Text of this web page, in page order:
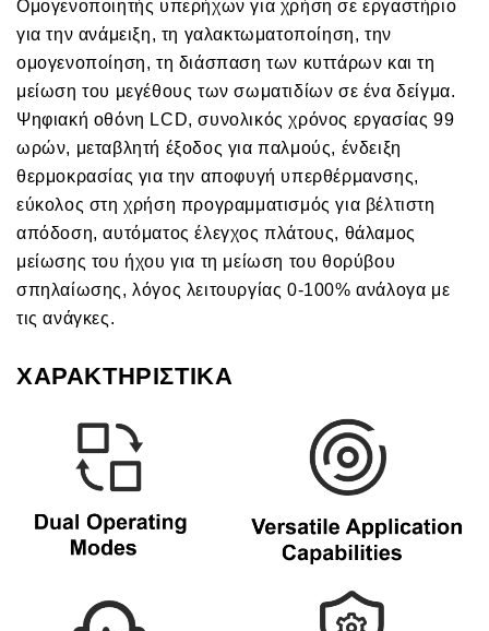
Ομογενοποιητής υπερήχων για χρήση σε εργαστήριο
για την ανάμειξη, τη γαλακτωματοποίηση, την
ομογενοποίηση, τη διάσπαση των κυττάρων και τη
μείωση του μεγέθους των σωματιδίων σε ένα δείγμα.
Ψηφιακή οθόνη LCD, συνολικός χρόνος εργασίας 99
ωρών, μεταβλητή έξοδος για παλμούς, ένδειξη
θερμοκρασίας για την αποφυγή υπερθέρμανσης,
εύκολος στη χρήση προγραμματισμός για βέλτιστη
απόδοση, αυτόματος έλεγχος πλάτους, θάλαμος
μείωσης του ήχου για τη μείωση του θορύβου
σπηλαίωσης, λόγος λειτουργίας 0-100% ανάλογα με
τις ανάγκες.
ΧΑΡΑΚΤΗΡΙΣΤΙΚΑ